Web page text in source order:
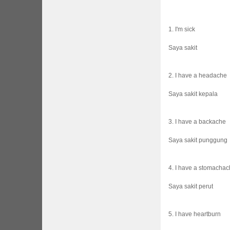
1. I'm sick
Saya sakit
2. I have a headache
Saya sakit kepala
3. I have a backache
Saya sakit punggung
4. I have a
Saya sakit perut
5. I have heartburn